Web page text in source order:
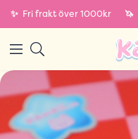
✨ Fri frakt över 1000kr 🦄